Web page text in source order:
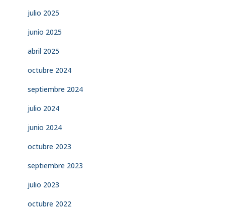
julio 2025
junio 2025
abril 2025
octubre 2024
septiembre 2024
julio 2024
junio 2024
octubre 2023
septiembre 2023
julio 2023
octubre 2022